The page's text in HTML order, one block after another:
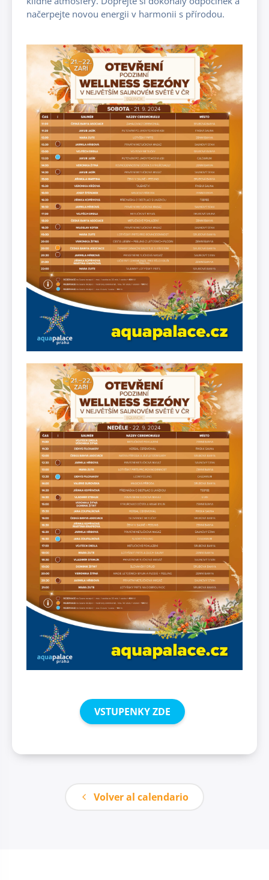
načerpejte novou energii v harmonii s přírodou.
VSTUPENKY ZDE
Volver al calendario